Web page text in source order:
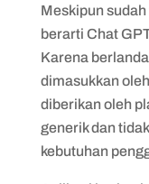
Meskipun
berarti Chat
Karena
dimasukkan
diberikan oleh
generik dan
kebutuhan